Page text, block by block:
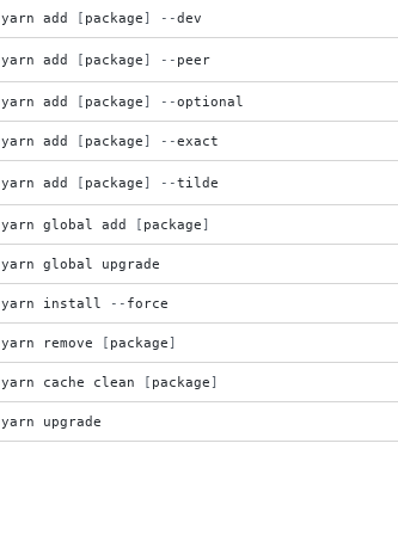
yarn add [ package] - -dev
yarn add [ package] - - peer
yarn add [ package] - -optional
yarn add [ package] - -exact
yarn add [ package] - -tilde
yarn global add [ package]
yarn global upgrade
yarn install - - force
yarn remove [ package]
yarn cache clean [ package]
yarn upgrade